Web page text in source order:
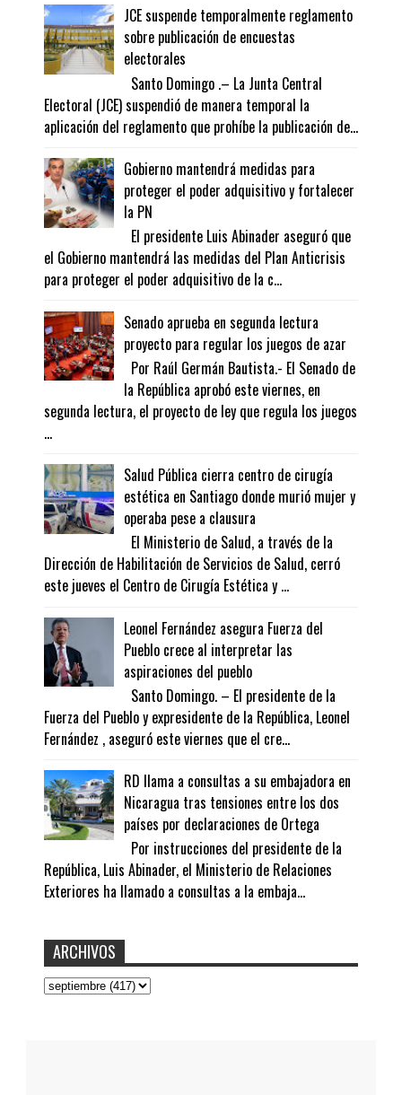
JCE suspende temporalmente reglamento
sobre publicación de encuestas
electorales
Santo Domingo .– La Junta Central
Electoral (JCE) suspendió de manera temporal la
aplicación del reglamento que prohíbe la publicación de...
Gobierno mantendrá medidas para
proteger el poder adquisitivo y fortalecer
la PN
El presidente Luis Abinader aseguró que
el Gobierno mantendrá las medidas del Plan Anticrisis
para proteger el poder adquisitivo de la c...
Senado aprueba en segunda lectura
proyecto para regular los juegos de azar
Por Raúl Germán Bautista.- El Senado de
la República aprobó este viernes, en
segunda lectura, el proyecto de ley que regula los juegos
...
Salud Pública cierra centro de cirugía
estética en Santiago donde murió mujer y
operaba pese a clausura
El Ministerio de Salud, a través de la
Dirección de Habilitación de Servicios de Salud, cerró
este jueves el Centro de Cirugía Estética y ...
Leonel Fernández asegura Fuerza del
Pueblo crece al interpretar las
aspiraciones del pueblo
Santo Domingo. – El presidente de la
Fuerza del Pueblo y expresidente de la República, Leonel
Fernández , aseguró este viernes que el cre...
RD llama a consultas a su embajadora en
Nicaragua tras tensiones entre los dos
países por declaraciones de Ortega
Por instrucciones del presidente de la
República, Luis Abinader, el Ministerio de Relaciones
Exteriores ha llamado a consultas a la embaja...
ARCHIVOS